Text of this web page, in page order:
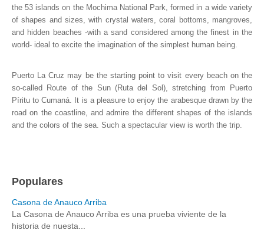
the 53 islands on the Mochima National Park, formed in a wide variety
of shapes and sizes, with crystal waters, coral bottoms, mangroves,
and hidden beaches -with a sand considered among the finest in the
world- ideal to excite the imagination of the simplest human being.
Puerto La Cruz may be the starting point to visit every beach on the
so-called Route of the Sun (Ruta del Sol), stretching from Puerto
Píritu to Cumaná. It is a pleasure to enjoy the arabesque drawn by the
road on the coastline, and admire the different shapes of the islands
and the colors of the sea. Such a spectacular view is worth the trip.
Populares
Casona de Anauco Arriba
La Casona de Anauco Arriba es una prueba viviente de la
historia de nuesta...